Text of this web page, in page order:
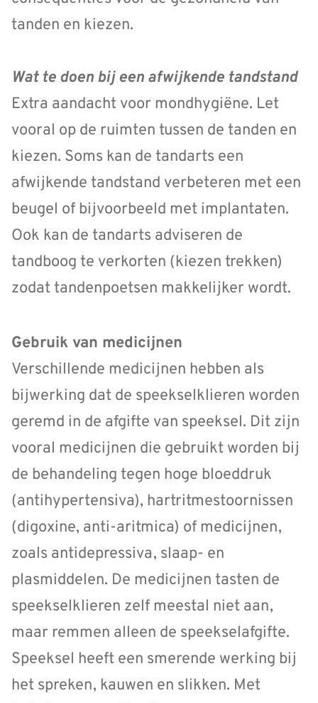
tanden en kiezen.
Wat te doen bij een afwijkende tandstand
Extra aandacht voor mondhygiëne. Let
vooral op de ruimten tussen de tanden en
kiezen. Soms kan de tandarts een
afwijkende tandstand verbeteren met een
beugel of bijvoorbeeld met implantaten.
Ook kan de tandarts adviseren de
tandboog te verkorten (kiezen trekken)
zodat tandenpoetsen makkelijker wordt.
Gebruik van medicijnen
Verschillende medicijnen hebben als
bijwerking dat de speekselklieren worden
geremd in de afgifte van speeksel. Dit zijn
vooral medicijnen die gebruikt worden bij
de behandeling tegen hoge bloeddruk
(antihypertensiva), hartritmestoornissen
(digoxine, anti-aritmica) of medicijnen,
zoals antidepressiva, slaap- en
plasmiddelen. De medicijnen tasten de
speekselklieren zelf meestal niet aan,
maar remmen alleen de speekselafgifte.
Speeksel heeft een smerende werking bij
het spreken, kauwen en slikken. Met